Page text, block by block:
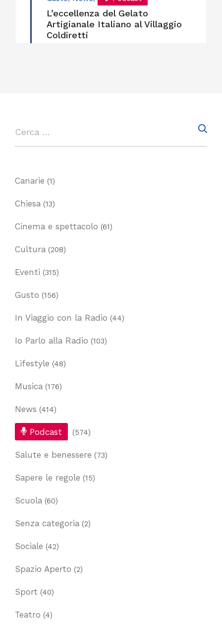
L’eccellenza del Gelato
Artigianale Italiano al Villaggio
Coldiretti
Canarie (1)
Chiesa (13)
Cinema e spettacolo (61)
Cultura (208)
Eventi (315)
Gusto (156)
In Viaggio con la Radio (44)
Io Parlo alla Radio (103)
Lifestyle (48)
Musica (176)
News (414)
Podcast (574)
Salute e benessere (73)
Sapere le regole (15)
Scuola (60)
Senza categoria (2)
Sociale (42)
Spazio Aperto (2)
Sport (40)
Teatro (4)